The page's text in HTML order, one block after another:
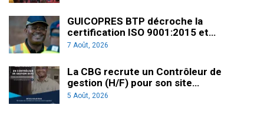
GUICOPRES BTP décroche la
certification ISO 9001:2015 et…
7 Août, 2026
La CBG recrute un Contrôleur de
gestion (H/F) pour son site…
5 Août, 2026